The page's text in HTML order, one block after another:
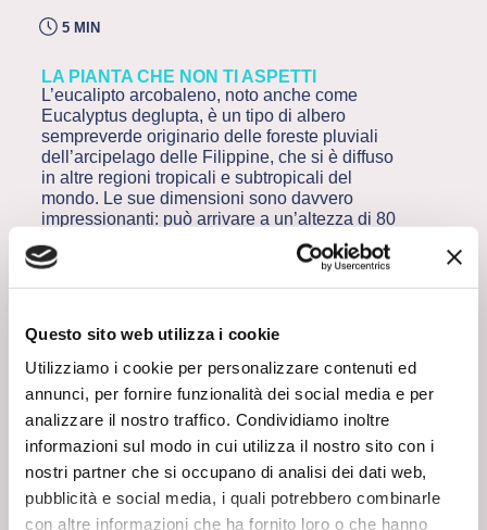
Questo sito web utilizza i cookie
Utilizziamo i cookie per personalizzare contenuti ed
annunci, per fornire funzionalità dei social media e per
analizzare il nostro traffico. Condividiamo inoltre
informazioni sul modo in cui utilizza il nostro sito con i
nostri partner che si occupano di analisi dei dati web,
pubblicità e social media, i quali potrebbero combinarle
con altre informazioni che ha fornito loro o che hanno
5 MIN
LA PIANTA CHE NON TI ASPETTI
L’eucalipto arcobaleno, noto anche come
Eucalyptus deglupta, è un tipo di albero
sempreverde originario delle foreste pluviali
dell’arcipelago delle Filippine, che si è diffuso
in altre regioni tropicali e subtropicali del
mondo. Le sue dimensioni sono davvero
impressionanti: può arrivare a un’altezza di 80
metri e a un diametro di due. I suoi rami
formano una chioma talmente rigogliosa che
Ciò che però rende veramente inconfondibile e
unico l’eucalipto arcobaleno è la suacorteccia
multicolore
: dal verde brillante al viola intenso,
vira poi al blu, grigio e arancione. Questo
spettacolo cromatico, che sembra dipinto dalla
mano di un artista, è il risultato di un fenomeno
affascinante noto comeesfoliazione.
RINNOVARSI CON STILE
Nel processo di esfoliazionegli strati esterni